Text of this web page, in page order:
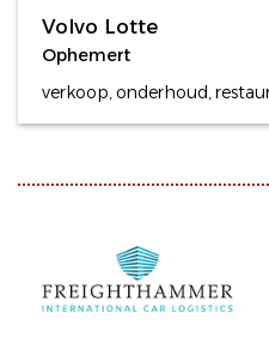
Volvo Lotte
Ophemert
verkoop, onderhoud,